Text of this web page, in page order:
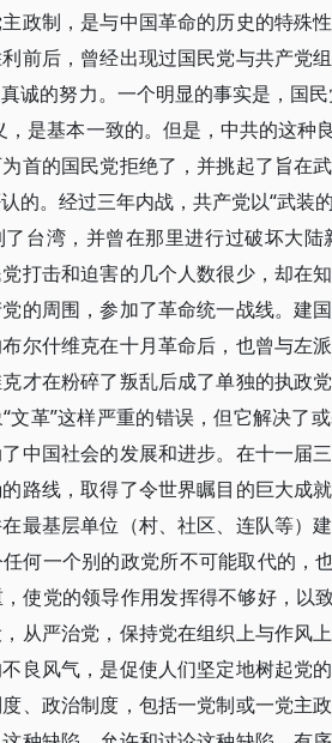
政制，是与中国革命的历史的特殊
前后，曾经出现过国民党与共产党
诚的努力。一个明显的事实是，国
是基本一致的。但是，中共的这种
首的国民党拒绝了，并挑起了旨在
的。经过三年内战，共产党以“武装
台湾，并曾在那里进行过破坏大
打击和迫害的几个人数很少，却在
的周围，参加了革命统一战线。建
尔什维克在十月革命后，也曾与左
才在粉碎了叛乱后成了单独的执政
文革”这样严重的错误，但它解决了
中国社会的发展和进步。在十一届
路线，取得了令世界瞩目的巨大成
最基层单位（村、社区、连队等）
何一个别的政党所不可能取代的，
使党的领导作用发挥得不够好，以
从严治党，保持党在组织上与作风
良风气，是促使人们坚定地树起党
、政治制度，包括一党制或一党主